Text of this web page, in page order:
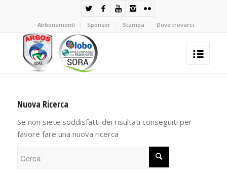
Abbonamenti Sponsor Stampa Dove trovarci
Nuova Ricerca
Se non siete soddisfatti dei risultati conseguiti per
favore fare una nuova ricerca